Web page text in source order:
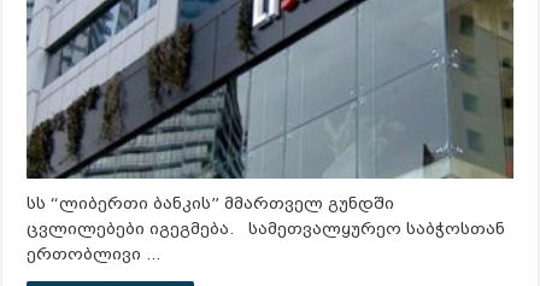
სს “ლიბერთი ბანკის” მმართველ გუნდში
ცვლილებები იგეგმება. სამეთვალყურეო საბჭოსთან
ერთობლივი …